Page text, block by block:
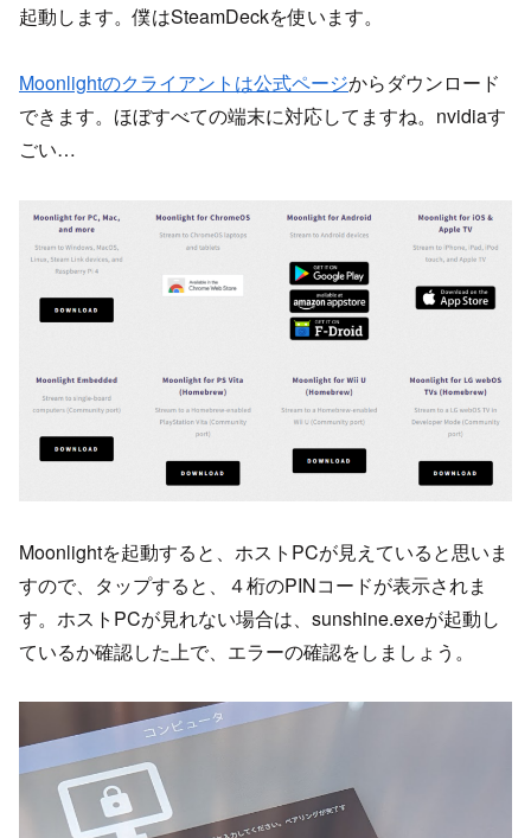
起動します。僕はSteamDeckを使います。
Moonlightのクライアントは公式ページからダウンロード
できます。ほぼすべての端末に対応してますね。nvidiaす
ごい…
Moonlightを起動すると、ホストPCが見えていると思いま
すので、タップすると、４桁のPINコードが表示されま
す。ホストPCが見れない場合は、sunshine.exeが起動し
ているか確認した上で、エラーの確認をしましょう。